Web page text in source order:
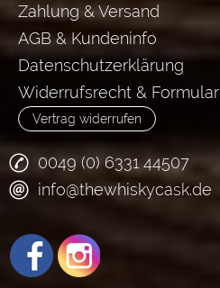
Zahlung & Versand
AGB & Kundeninfo
Datenschutzerklärung
Widerrufsrecht & Formular
Vertrag widerrufen
0049 (0) 6331 44507
info@thewhiskycask.de